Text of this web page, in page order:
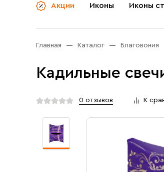
Акции Иконы Иконы
Церковная утварь
Ювелирные изделия
Бренды
Услуги
Главная Каталог Благовония
Кадильные
0 отзывов К